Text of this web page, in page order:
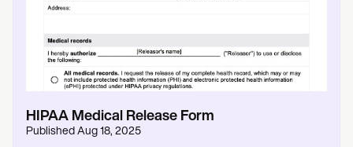
HIPAA Medical Release Form
Published Aug 18, 2025